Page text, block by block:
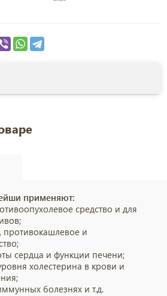
применяют:
средство и для
противокашлевое и
сердца и функции печени;
холестерина в крови и
болезнях и т.д.